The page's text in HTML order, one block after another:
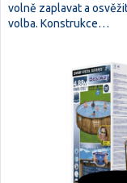
volně zaplavat a
volba. Konstrukce…